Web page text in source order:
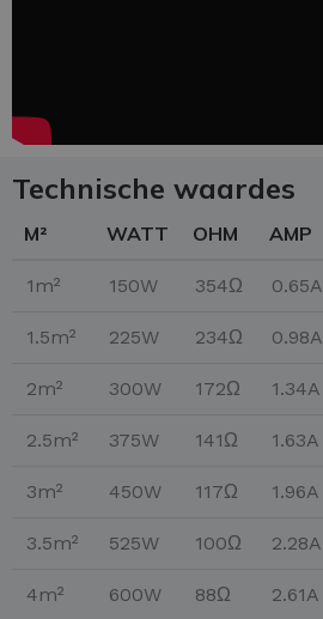
Technische waardes
M² WATT OHM AMP
1m² 150W 354Ω 0.65A
1.5m² 225W 234Ω 0.98A
2m² 300W 172Ω 1.34A
2.5m² 375W 141Ω 1.63A
3m² 450W 117Ω 1.96A
3.5m² 525W 100Ω 2.28A
4m² 600W 88Ω 2.61A